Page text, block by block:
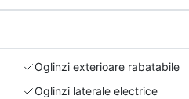
Oglinzi exterioare rabatabile
Oglinzi laterale electrice